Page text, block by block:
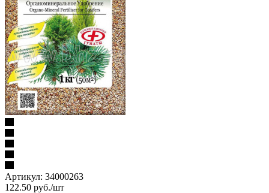
Артикул: 34000263
122.50 руб./шт